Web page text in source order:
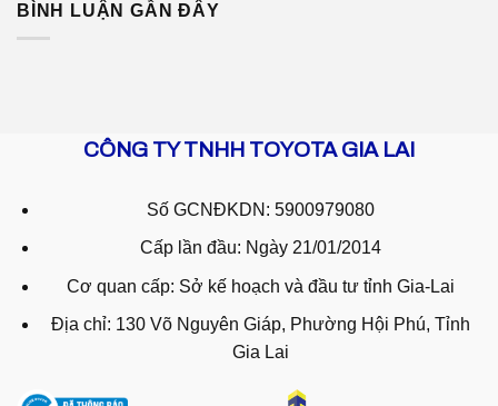
BÌNH LUẬN GẦN ĐÂY
CÔNG TY TNHH TOYOTA GIA LAI
Số GCNĐKDN: 5900979080
Cấp lần đầu: Ngày 21/01/2014
Cơ quan cấp: Sở kế hoạch và đầu tư tỉnh Gia-Lai
Địa chỉ: 130 Võ Nguyên Giáp, Phường Hội Phú, Tỉnh
Gia Lai